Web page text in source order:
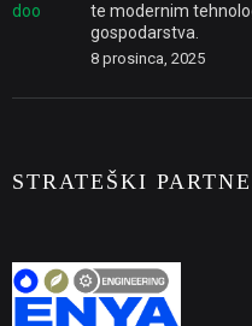
te modernim
gospodarstva.
8 prosinca, 2025
STRATEŠKI